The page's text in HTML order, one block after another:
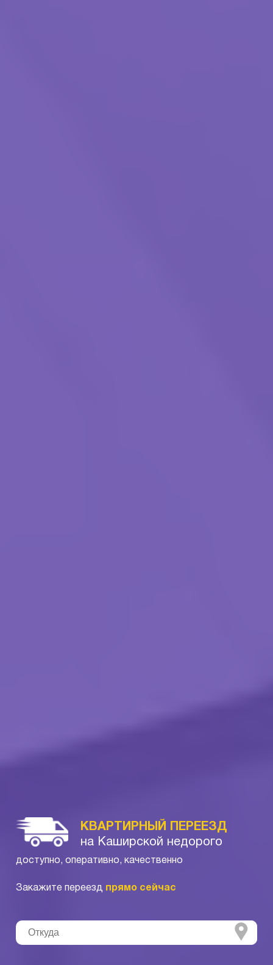
КВАРТИРНЫЙ ПЕРЕЕЗД
на Каширской недорого
доступно, оперативно, качественно
Закажите переезд прямо сейчас